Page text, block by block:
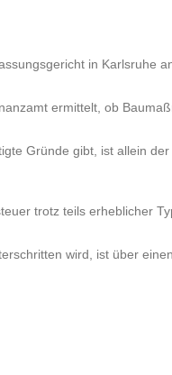
in Karlsruhe
ermittelt, ob
Gründe gibt, ist allein
trotz teils erheblicher
wird, ist über